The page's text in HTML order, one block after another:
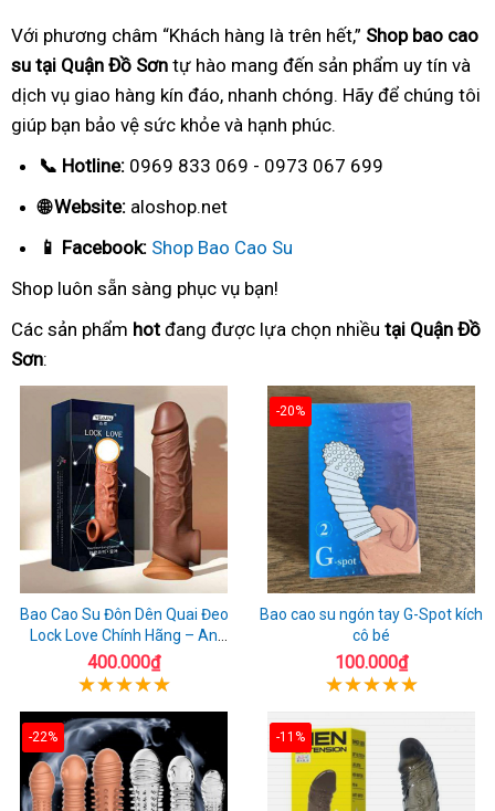
Với phương châm “Khách hàng là trên hết,” Shop bao cao
su tại Quận Đồ Sơn tự hào mang đến sản phẩm uy tín và
dịch vụ giao hàng kín đáo, nhanh chóng. Hãy để chúng tôi
giúp bạn bảo vệ sức khỏe và hạnh phúc.
📞 Hotline: 0969 833 069 - 0973 067 699
🌐 Website: aloshop.net
📱 Facebook: Shop Bao Cao Su
Shop luôn sẵn sàng phục vụ bạn!
Các sản phẩm hot đang được lựa chọn nhiều tại Quận Đồ
Sơn:
Bao Cao Su Đôn Dên Quai Đeo
Lock Love Chính Hãng – An
Toàn, Đáng Tin Cậy
400.000₫
-20%
Bao cao su ngón tay G-Spot kích
cô bé
100.000₫
-22% -11%